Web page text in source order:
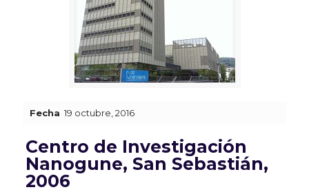
Fecha 19 octubre, 2016
Centro de Investigación
Nanogune, San Sebastián,
2006